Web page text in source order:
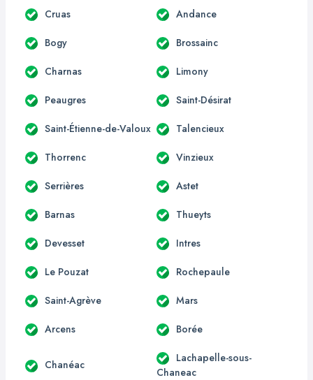
Cruas Andance
Bogy Brossainc
Charnas Limony
Peaugres Saint-Désirat
Saint-Étienne-de-Valoux Talencieux
Thorrenc Vinzieux
Serrières Astet
Barnas Thueyts
Devesset Intres
Le Pouzat Rochepaule
Saint-Agrève Mars
Arcens Borée
Chanéac
Lachapelle-sous-
Chaneac